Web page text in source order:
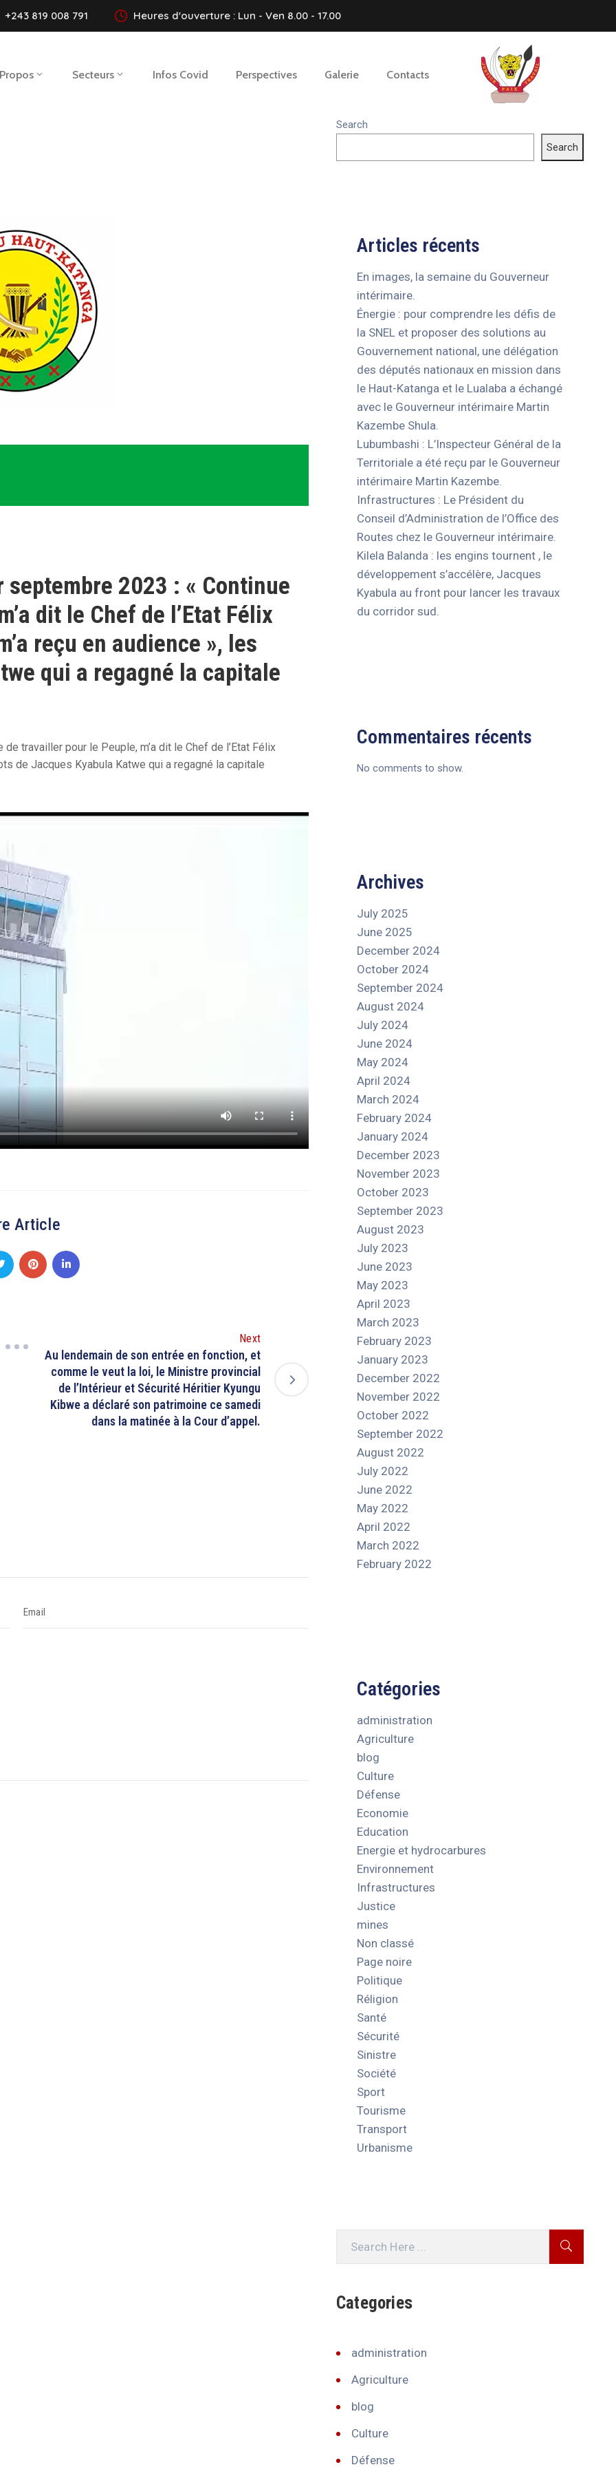
+243 819 008 791 Heures d'ouverture : Lun - Ven 8.00 - 17.00
Secteurs Infos Covid Perspectives Galerie Contacts
2023 : « Continue
dit le Chef de l’Etat Félix
reçu en audience », les
qui a regagné la capitale
travailler pour le Peuple, m’a dit le Chef de l’Etat Félix
de Jacques Kyabula Katwe qui a regagné la capitale
Article
Next
Au lendemain de son entrée en fonction, et
comme le veut la loi, le Ministre provincial
de l’Intérieur et Sécurité Héritier Kyungu
Kibwe a déclaré son patrimoine ce samedi
dans la matinée à la Cour d’appel.
Search
Search
Articles récents
En images, la semaine du Gouverneur
intérimaire.
Énergie : pour comprendre les défis de
la SNEL et proposer des solutions au
Gouvernement national, une délégation
des députés nationaux en mission dans
le Haut-Katanga et le Lualaba a échangé
avec le Gouverneur intérimaire Martin
Kazembe Shula.
Lubumbashi : L’Inspecteur Général de la
Territoriale a été reçu par le Gouverneur
intérimaire Martin Kazembe.
Infrastructures : Le Président du
Conseil d’Administration de l’Office des
Routes chez le Gouverneur intérimaire.
Kilela Balanda : les engins tournent , le
développement s’accélère, Jacques
Kyabula au front pour lancer les travaux
du corridor sud.
Commentaires récents
No comments to show.
Archives
July 2025
June 2025
December 2024
October 2024
September 2024
August 2024
July 2024
June 2024
May 2024
April 2024
March 2024
February 2024
January 2024
December 2023
November 2023
October 2023
September 2023
August 2023
July 2023
June 2023
May 2023
April 2023
March 2023
February 2023
January 2023
December 2022
November 2022
October 2022
September 2022
August 2022
July 2022
June 2022
May 2022
April 2022
March 2022
February 2022
Catégories
administration
Agriculture
blog
Culture
Défense
Economie
Education
Energie et hydrocarbures
Environnement
Infrastructures
Justice
mines
Non classé
Page noire
Politique
Réligion
Santé
Sécurité
Sinistre
Société
Sport
Tourisme
Transport
Urbanisme
Categories
administration
Agriculture
blog
Culture
Défense